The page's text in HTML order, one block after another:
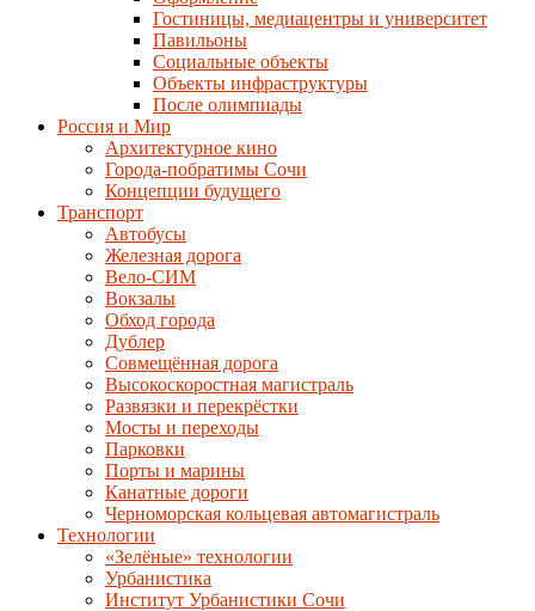
Гостиницы, медиацентры и университет
Павильоны
Социальные объекты
Объекты инфраструктуры
После олимпиады
Россия и Мир
Архитектурное кино
Города-побратимы Сочи
Концепции будущего
Транспорт
Автобусы
Железная дорога
Вело-СИМ
Вокзалы
Обход города
Дублер
Совмещённая дорога
Высокоскоростная магистраль
Развязки и перекрёстки
Мосты и переходы
Парковки
Порты и марины
Канатные дороги
Черноморская кольцевая автомагистраль
Технологии
«Зелёные» технологии
Урбанистика
Институт Урбанистики Сочи